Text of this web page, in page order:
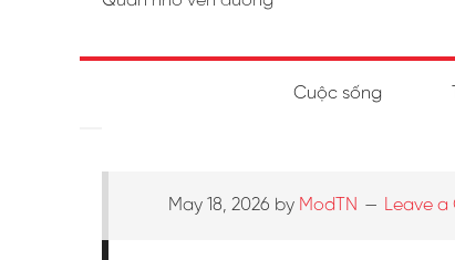
Cuộc sống
May 18, 2026 by ModTN Leave